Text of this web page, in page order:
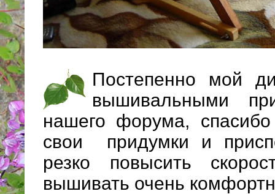
Постепенно мой
вышивальными
нашего форума,
свои придумки и
резко повысить
вышивать очень